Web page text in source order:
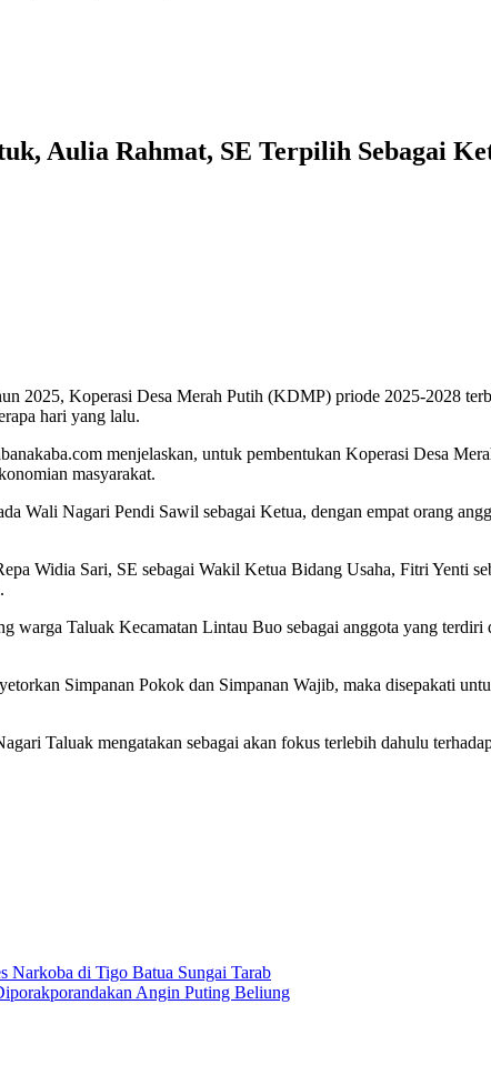
Aulia Rahmat, SE Terpilih Sebagai
2025, Koperasi Desa Merah Putih (KDMP) priode 2025-2028
hari yang lalu.
menjelaskan, untuk pembentukan Koperasi Desa
masyarakat.
Wali Nagari Pendi Sawil sebagai Ketua, dengan empat orang
Widia Sari, SE sebagai Wakil Ketua Bidang Usaha, Fitri Yenti
warga Taluak Kecamatan Lintau Buo sebagai anggota yang
Simpanan Pokok dan Simpanan Wajib, maka disepakati
Taluak mengatakan sebagai akan fokus terlebih dahulu
Narkoba di Tigo Batua Sungai Tarab
Angin Puting Beliung